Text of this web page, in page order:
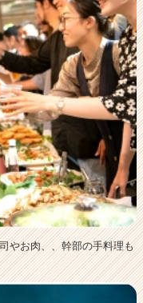
やお肉、、幹部の手料理も